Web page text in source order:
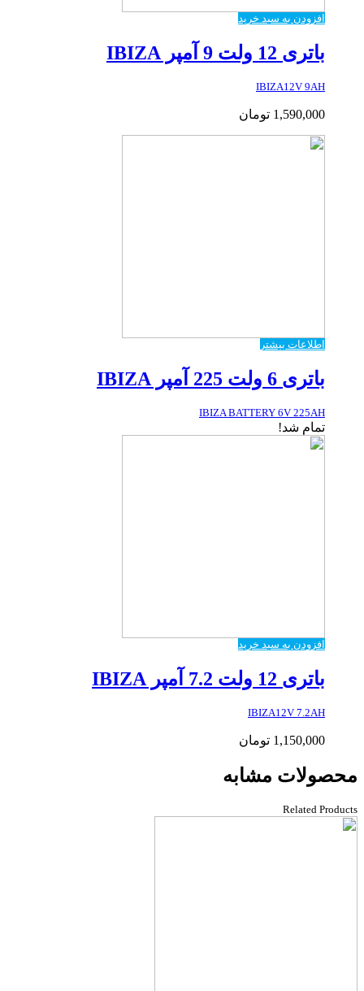
افزودن به سبد خرید
باتری 12 ولت 9 آمپر IBIZA
IBIZA12V 9AH
1,590,000 تومان
اطلاعات بیشتر
باتری 6 ولت 225 آمپر IBIZA
IBIZA BATTERY 6V 225AH
تمام شد!
افزودن به سبد خرید
باتری 12 ولت 7.2 آمپر IBIZA
IBIZA12V 7.2AH
1,150,000 تومان
محصولات مشابه
Related Products